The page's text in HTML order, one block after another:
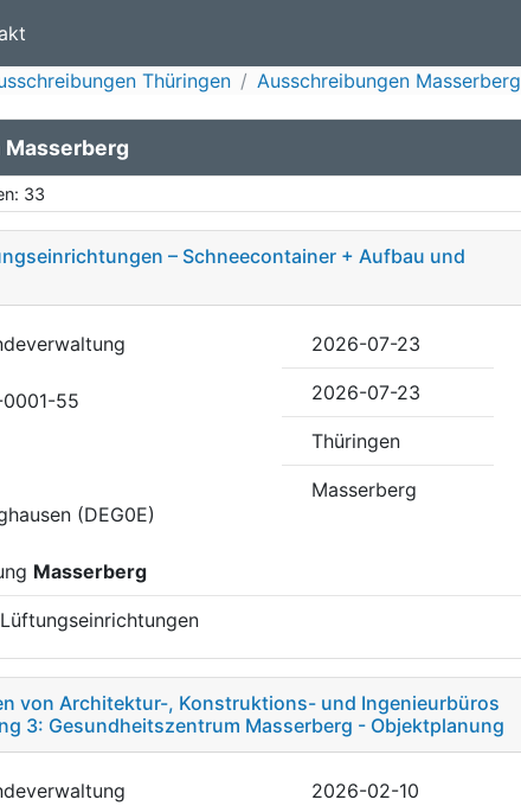
Thüringen Ausschreibungen Masserberg
33
– Schneecontainer + Aufbau und
55
(DEG0E)
Masserberg
2026-07-23
2026-07-23
Thüringen
Masserberg
von Architektur-, Konstruktions- und Ingenieurbüros
3: Gesundheitszentrum Masserberg - Objektplanung
2026-02-10